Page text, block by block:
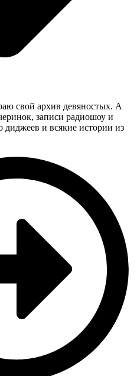
свой архив девяностых. А
записи радиошоу и
и всякие истории из